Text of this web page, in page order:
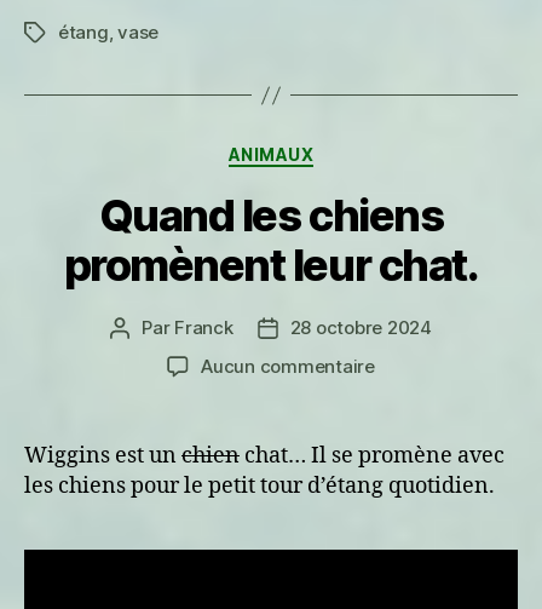
Étiquettes
étang,vase
Catégories
ANIMAUX
Quand les chiens
promènent leur chat.
Auteur
l’article
Par Franck
Date28 octobre 2024
Aucun commentairesur
chiens
promènent
leur
Wiggins est un chien chat… Il se promène avec
les chiens pour le petit tour d’étang quotidien.